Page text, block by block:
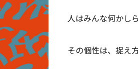
人はみんな何かし
その個性は、捉え